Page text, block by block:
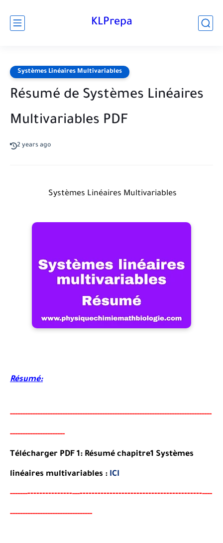
KLPrepa
Systèmes Linéaires Multivariables
Résumé de Systèmes Linéaires
Multivariables PDF
2 years ago
Systèmes Linéaires Multivariables
Résumé:
---------------------------------------------------------------------------------
----------------------
Télécharger PDF 1: Résumé chapitre1 Systèmes
linéaires multivariables : ICI
----------------------------------------------------------------------
---------------------------------